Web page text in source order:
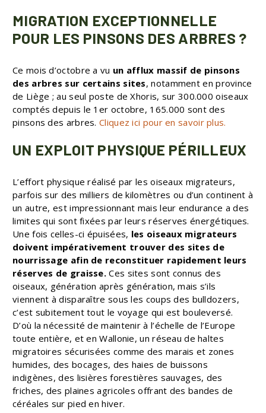
MIGRATION EXCEPTIONNELLE
POUR LES PINSONS DES ARBRES ?
Ce mois d’octobre a vu un afflux massif de pinsons
des arbres sur certains sites, notamment en province
de Liège ; au seul poste de Xhoris, sur 300.000 oiseaux
comptés depuis le 1er octobre, 165.000 sont des
pinsons des arbres.Cliquez ici pour en savoir plus.
UN EXPLOIT PHYSIQUE PÉRILLEUX
L’effort physique réalisé par les oiseaux migrateurs,
parfois sur des milliers de kilomètres ou d’un continent à
un autre, est impressionnant mais leur endurance a des
limites qui sont fixées par leurs réserves énergétiques.
Une fois celles-ci épuisées, les oiseaux migrateurs
doivent impérativement trouver des sites de
nourrissage afin de reconstituer rapidement leurs
réserves de graisse. Ces sites sont connus des
oiseaux, génération après génération, mais s’ils
viennent à disparaître sous les coups des bulldozers,
c’est subitement tout le voyage qui est bouleversé.
D’où la nécessité de maintenir à l’échelle de l’Europe
toute entière, et en Wallonie, un réseau de haltes
migratoires sécurisées comme des marais et zones
humides, des bocages, des haies de buissons
indigènes, des lisières forestières sauvages, des
friches, des plaines agricoles offrant des bandes de
céréales sur pied en hiver.